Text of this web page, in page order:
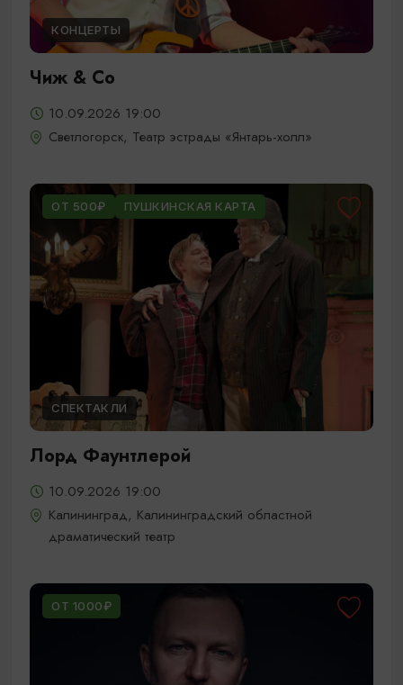
КОНЦЕРТЫ
Чиж & Cо
10.09.2026 19:00
Светлогорск, Театр эстрады «Янтарь-холл»
ОТ 500₽ ПУШКИНСКАЯ КАРТА
СПЕКТАКЛИ
Лорд Фаунтлерой
10.09.2026 19:00
Калининград, Калининградский областной
драматический театр
ОТ 1000₽